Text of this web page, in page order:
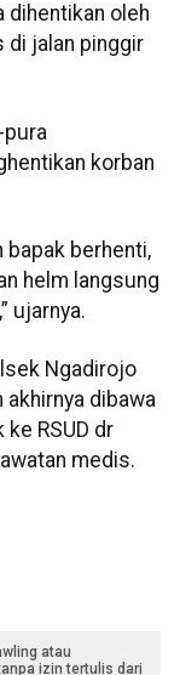
dihentikan oleh
di jalan pinggir
korban
bapak berhenti,
helm langsung
ujarnya.
Ngadirojo
dibawa
RSUD dr
medis.
atau
izin tertulis dari